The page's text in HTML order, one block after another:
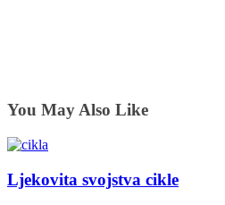
You May Also Like
Ljekovita svojstva cikle